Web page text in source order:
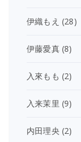
伊織もえ (28)
伊藤愛真(8)
入來もも (2)
入来茉里 (9)
内田理央 (2)